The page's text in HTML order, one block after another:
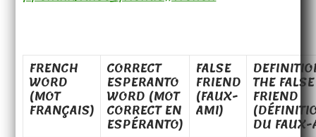
FRENCH
WORD
(MOT
FRANÇAIS)
CORRECT
ESPERANTO
WORD (MOT
CORRECT EN
ESPÉRANTO)
FALSE
FRIEND
(FAUX-
AMI)
THE FALSE
FRIEND
DU